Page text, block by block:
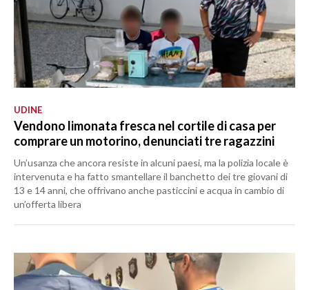
UDINE
Vendono limonata fresca nel cortile di casa per
comprare un motorino, denunciati tre ragazzini
Un’usanza che ancora resiste in alcuni paesi, ma la polizia locale è
intervenuta e ha fatto smantellare il banchetto dei tre giovani di
13 e 14 anni, che offrivano anche pasticcini e acqua in cambio di
un’offerta libera